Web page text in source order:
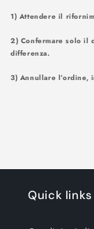
1) Attendere il
2) Confermare solo il
differenza.
3) Annullare l’ordine,
Quick links